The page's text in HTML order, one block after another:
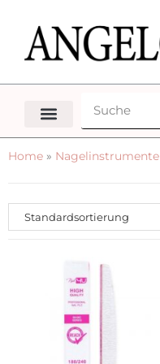
Home » Nagelinstrumente